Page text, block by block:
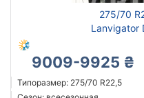
275/70
Lanvigator
9009-9925 ₴
Типоразмер: 275/70 R22,5